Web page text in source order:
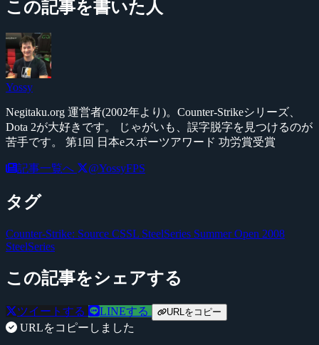
この記事を書いた人
Yossy
Negitaku.org 運営者(2002年より)。Counter-Strikeシリーズ、
Dota 2が大好きです。 じゃがいも、誤字脱字を見つけるのが
苦手です。 第1回 日本eスポーツアワード 功労賞受賞
記事一覧へ @YossyFPS
タグ
Counter-Strike: Source CSSL SteelSeries Summer Open 2008
SteelSeries
この記事をシェアする
ツイートする LINEする URLをコピー
URLをコピーしました